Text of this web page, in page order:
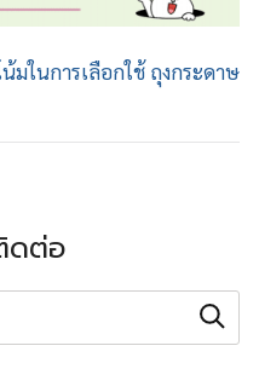
มในการเลือกใช้ ถุงกระดาษ
ดต่อ